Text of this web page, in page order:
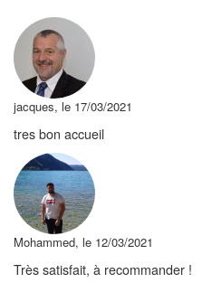
jacques, le 17/03/2021
tres bon accueil
Mohammed, le 12/03/2021
Très satisfait, à recommander !